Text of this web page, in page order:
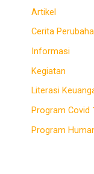
Artikel
Cerita
Informasi
Kegiatan
Literasi
Program Covid
Program